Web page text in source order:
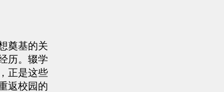
奠基的关
历。辍学
正是这些
返校园的